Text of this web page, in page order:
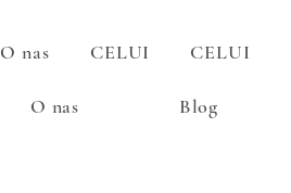
O nas CELUI CELUI
O nas Blog